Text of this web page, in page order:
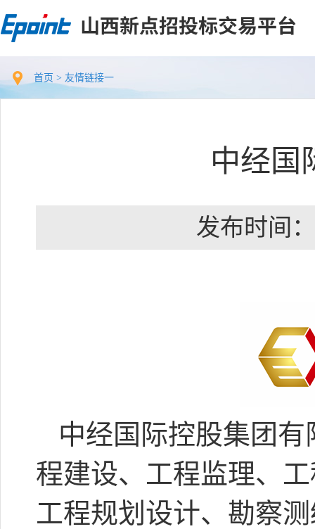
首页 > 友情链接一
中经国
发布时间
中经国际控股集团
程建设、工程监理、
工程规划设计、勘察